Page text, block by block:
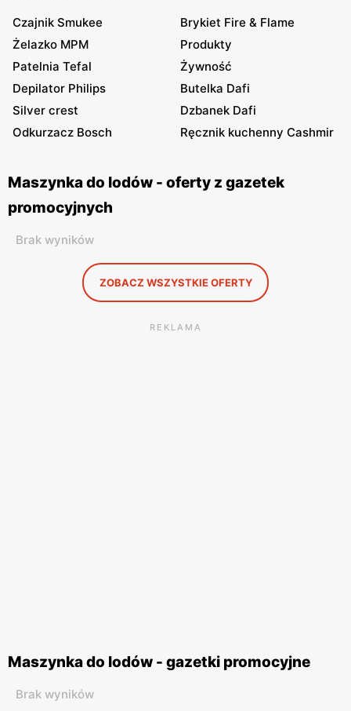
Czajnik Smukee
Brykiet Fire & Flame
Żelazko MPM
Produkty
Patelnia Tefal
Żywność
Depilator Philips
Butelka Dafi
Silver crest
Dzbanek Dafi
Odkurzacz Bosch
Ręcznik kuchenny Cashmir
Maszynka do lodów - oferty z gazetek
promocyjnych
Brak wyników
ZOBACZ WSZYSTKIE OFERTY
REKLAMA
Maszynka do lodów - gazetki promocyjne
Brak wyników